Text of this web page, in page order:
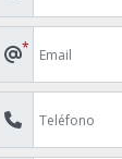
*